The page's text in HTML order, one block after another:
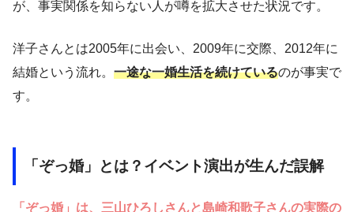
が、事実関係を知らない人が噂を拡大させた状況です。
洋子さんとは2005年に出会い、2009年に交際、2012年に
結婚という流れ。 一途な一婚生活を続けているのが事実で
す。
「ぞっ婚」とは？イベント演出が生んだ誤解
「ぞっ婚」は、三山ひろしさんと島崎和歌子さんの実際の